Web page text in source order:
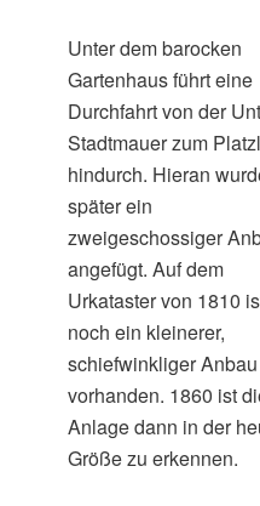
Unter dem barocken
Gartenhaus führt eine
Durchfahrt von der
Stadtmauer zum Platzl
hindurch. Hieran
später ein
zweigeschossiger
angefügt. Auf dem
Urkataster von 1810
noch ein kleinerer,
schiefwinkliger Anbau
vorhanden. 1860 ist
Anlage dann in der
Größe zu erkennen.